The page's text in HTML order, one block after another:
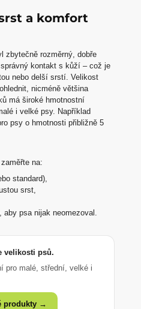
a komfort
zbytečně rozměrný, dobře
kontakt s kůží – což je
nebo delší srstí. Velikost
nicméně většina
má široké hmotnostní
i velké psy. Například
psy o hmotnosti přibližně 5
na:
standard),
srst,
psa nijak neomezoval.
velikosti psů.
pro malé, střední, velké i
produkty →